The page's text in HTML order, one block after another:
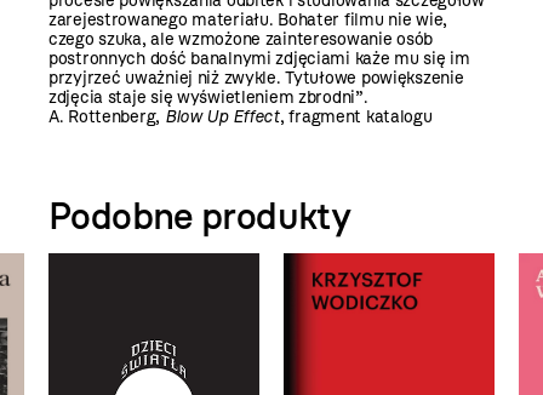
zarejestrowanego materiału. Bohater filmu nie wie,
czego szuka, ale wzmożone zainteresowanie osób
postronnych dość banalnymi zdjęciami każe mu się im
przyjrzeć uważniej niż zwykle. Tytułowe powiększenie
zdjęcia staje się wyświetleniem zbrodni”.
A. Rottenberg, Blow Up Effect, fragment katalogu
Podobne produkty